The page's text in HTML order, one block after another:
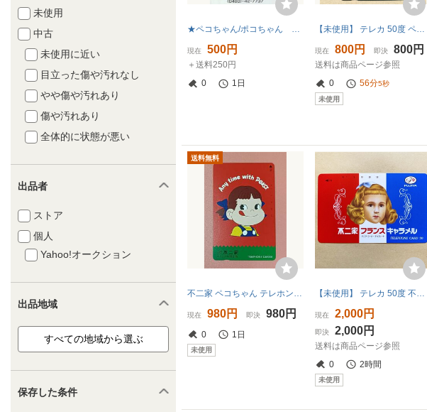
未使用
中古
未使用に近い
目立った傷や汚れなし
やや傷や汚れあり
傷や汚れあり
全体的に状態が悪い
出品者
ストア
個人
Yahoo!オークション
出品地域
保存した条件
★ペコちゃん/ポコちゃん 不二家 祝幸手市制施行 傷・微変色あり★テレカ５０度数未使用mv_134
現在 500円
＋送料250円
0
1日
【未使用】 テレカ 50度 ペコちゃん/ポコちゃん Always With PEKO 不二家
現在 800円 即決 800円
送料は商品ページ参照
0
56分4秒
未使用
送料無料
現在 980円 即決 980円
0 1日
未使用
現在 2,000円
即決 2,000円
送料は商品ページ参照
0
2時間
未使用